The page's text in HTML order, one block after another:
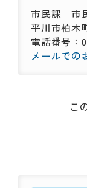
市民課 市
平川市柏木
電話番号：
メールでの
こ